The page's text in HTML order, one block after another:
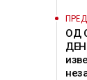
ОД